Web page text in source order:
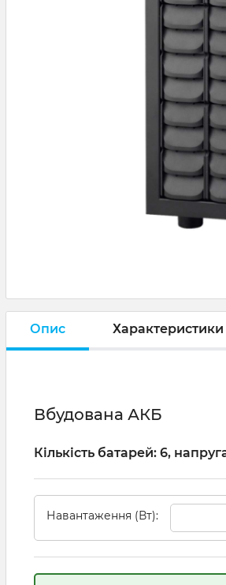
Опис Характеристики
Вбудована АКБ
Кількість батарей: 6,
Навантаження (Вт):